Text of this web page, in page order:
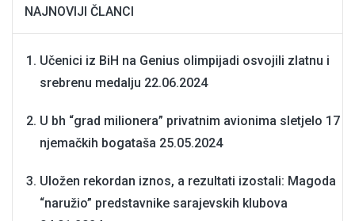
NAJNOVIJI ČLANCI
Učenici iz BiH na Genius olimpijadi osvojili zlatnu i
srebrenu medalju 22.06.2024
U bh “grad milionera” privatnim avionima sletjelo 17
njemačkih bogataša 25.05.2024
Uložen rekordan iznos, a rezultati izostali: Magoda
“naružio” predstavnike sarajevskih klubova